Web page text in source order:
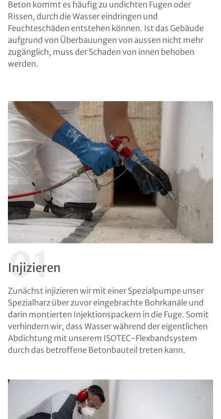
Beton kommt es häufig zu undichten Fugen oder
Rissen, durch die Wasser eindringen und
Feuchteschäden entstehen können. Ist das Gebäude
aufgrund von Überbauungen von aussen nicht mehr
zugänglich, muss der Schaden von innen behoben
werden.
01
Injizieren
Zunächst injizieren wir mit einer Spezialpumpe unser
Spezialharz über zuvor eingebrachte Bohrkanäle und
darin montierten Injektionspackern in die Fuge. Somit
verhindern wir, dass Wasser während der eigentlichen
Abdichtung mit unserem ISOTEC-Flexbandsystem
durch das betroffene Betonbauteil treten kann.